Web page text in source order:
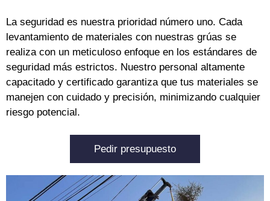
La seguridad es nuestra prioridad número uno. Cada
levantamiento de materiales con nuestras grúas se
realiza con un meticuloso enfoque en los estándares de
seguridad más estrictos. Nuestro personal altamente
capacitado y certificado garantiza que tus materiales se
manejen con cuidado y precisión, minimizando cualquier
riesgo potencial.
Pedir presupuesto